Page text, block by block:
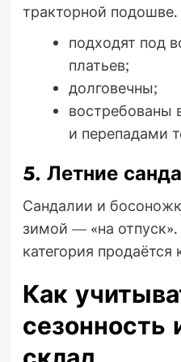
тракторной
подходят под
платьев;
долговечны;
востребованы
и перепадами
5. Летние
Сандалии и
зимой — «на
категория продаётся
Как
сезонность